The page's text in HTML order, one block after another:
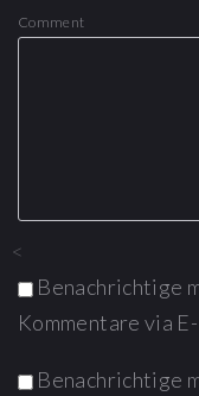
Comment
<
Benachrichtige
Kommentare via
Benachrichtige